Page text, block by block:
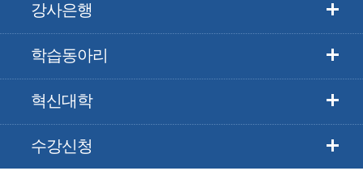
강사은행
학습동아리
혁신대학
수강신청